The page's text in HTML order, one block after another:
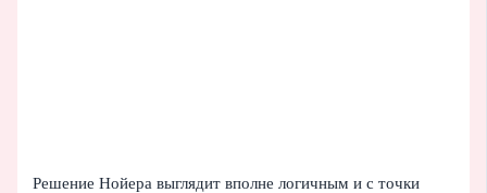
Решение Нойера выглядит вполне логичным и с точки